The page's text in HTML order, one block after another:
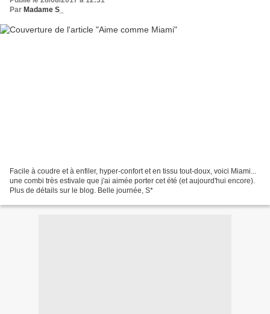
Par Madame S_
Facile à coudre et à enfiler, hyper-confort et en tissu tout-doux, voici Miami...
une combi très estivale que j'ai aimée porter cet été (et aujourd'hui encore).
Plus de détails sur le blog. Belle journée, S*